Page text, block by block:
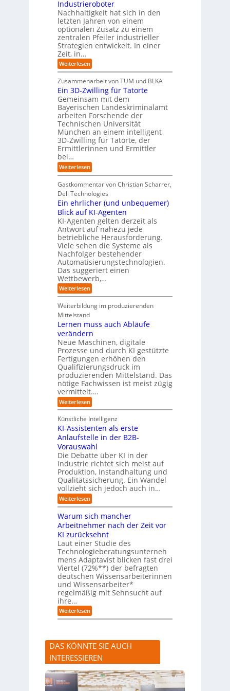
e
i
e
u
r
o
p
i
s
c
h
e
n
R
o
u
t
e
-
H
e
r
s
t
e
l
l
e
r
n
u
n
g
A
P
:
W
i
e
s
u
b
e
r
e
D
a
t
e
n
K
I
-
r
o
j
e
k
t
e
i
n
d
e
r
I
n
d
u
s
t
r
i
e
e
r
m
ö
g
l
i
c
h
e
n
d
A
I
-
R
e
p
r
t
S
i
n
k
e
n
d
e
s
C
b
e
r
r
s
i
k
o
,
w
a
c
h
s
e
n
d
e
R
a
n
o
m
w
a
r
e
-
G
e
f
a
h
Industrieroboter
Nachhaltigkeit hat sich in den
letzten Jahren von einem
optionalen Zusatz zu einem
zentralen Pfeiler industrieller
Strategien entwickelt. In einer
Zeit, in…
Weiterlesen:
E
n
z
w
e
i
t
e
s
L
e
e
n
f
ü
r
I
n
d
u
s
t
r
i
e
r
o
b
o
t
r
Zusammenarbeit von TUM und BLKA
Ein 3D-Zwilling für Tatorte
Gemeinsam mit dem
Bayerischen Landeskriminalamt
arbeiten Forschende der
Technischen Universität
München an einem intelligent
3D-Zwilling für Tatorte, der
Ermittlerinnen und Ermittler
bei…
Weiterlesen:
E
n
3
D
-
Z
w
i
l
l
i
n
g
f
ü
r
T
t
o
r
t
Gastkommentar von Christian Scharrer,
Dell Technologies
Ein ehrlicher (und unbequemer)
Blick auf KI-Agenten
KI-Agenten gelten derzeit als
Antwort auf nahezu jede
betriebliche Herausforderung.
Viele sehen die Systeme als
Nachfolger bestehender
Automatisierungstechnologien.
Das suggeriert einen
Wettbewerb,…
Weiterlesen:
E
n
e
h
r
l
i
c
h
e
r
(
u
n
d
u
n
e
q
u
e
m
e
r
)
B
l
i
k
a
u
f
K
I
-
A
g
e
n
t
e
n
Weiterbildung im produzierenden
Mittelstand
Lernen muss auch Abläufe
verändern
Neue Maschinen, digitale
Prozesse und durch KI gestützte
Fertigungen erhöhen den
Qualifizierungsdruck im
produzierenden Mittelstand. Das
nötige Fachwissen ist meist zügig
vermittelt.…
Weiterlesen:
L
e
r
n
e
n
m
u
s
s
a
u
c
h
A
b
l
ä
u
f
e
v
e
r
ä
n
d
r
n
Künstliche Intelligenz
KI-Assistenten als erste
Anlaufstelle in der B2B-
Vorauswahl
Die Debatte über KI in der
Industrie richtet sich meist auf
Produktion, Instandhaltung und
Qualitätssicherung. Ein Wandel
vollzieht sich jedoch auch in…
Weiterlesen:
K
I
-
A
s
s
i
s
t
e
n
t
e
n
a
l
s
s
t
e
A
n
l
a
Warum sich mancher
Arbeitnehmer nach der Zeit vor
KI zurücksehnt
Laut einer Studie des
Technologieberatungsunterneh
mens Adaptavist blicken fast drei
Viertel (72%**) der befragten
deutschen Wissensarbeiterinnen
und Wissensarbeiter*
regelmäßig mit Sehnsucht auf
ihre…
Weiterlesen:
W
u
m
s
i
h
m
a
DAS KÖNNTE SIE AUCH
INTERESSIEREN